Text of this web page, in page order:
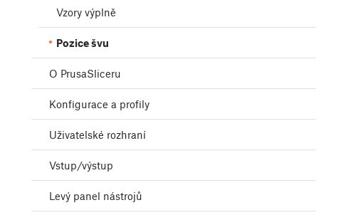
Vzory výplně
Pozice švu
O PrusaSliceru
Konfigurace a profily
Uživatelské rozhraní
Vstup/výstup
Levý panel nástrojů